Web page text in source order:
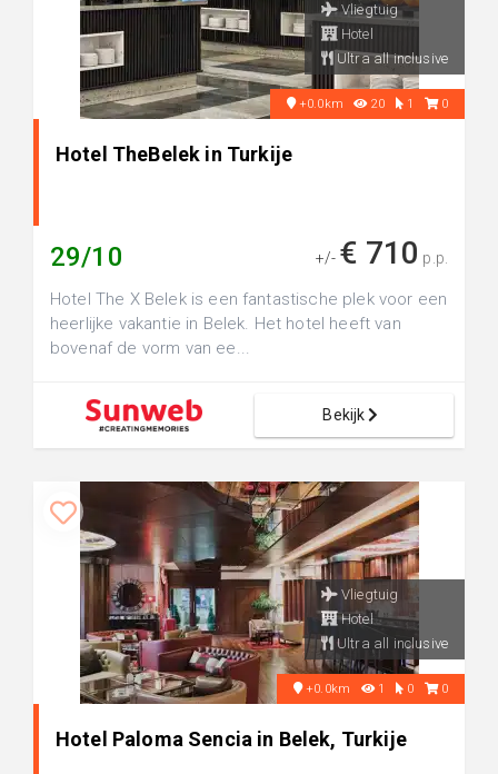
Vliegtuig
Hotel
Ultra all inclusive
+0.0km 20 1 0
Hotel TheBelek in Turkije
29/10 +/- € 710 p.p.
Hotel The X Belek is een fantastische plek voor een
heerlijke vakantie in Belek. Het hotel heeft van
bovenaf de vorm van ee...
Bekijk
Vliegtuig
Hotel
Ultra all inclusive
+0.0km 1 0 0
Hotel Paloma Sencia in Belek, Turkije